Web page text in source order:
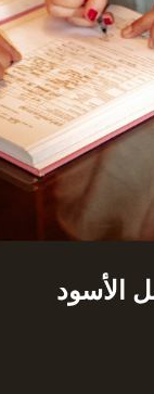
الأسود